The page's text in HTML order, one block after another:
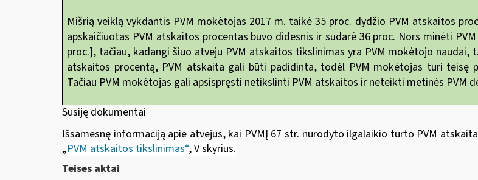
Mišrią veiklą vykdantis PVM mokėtojas 2017 m. taikė 35 proc. dydžio PVM atskaitos
apskaičiuotas PVM atskaitos procentas buvo didesnis ir sudarė 36 proc. Nors minėti
proc.], tačiau, kadangi šiuo atveju PVM atskaitos tikslinimas yra PVM mokėtojo naudai,
atskaitos procentą, PVM atskaita gali būti padidinta, todėl PVM mokėtojas turi teisę
Tačiau PVM mokėtojas gali apsispręsti netikslinti PVM atskaitos ir neteikti metinės PVM
Susiję dokumentai
Išsamesnę informaciją apie atvejus, kai PVMĮ 67 str. nurodyto ilgalaikio turto PVM
„PVM atskaitos tikslinimas“, V skyrius.
Teises aktai